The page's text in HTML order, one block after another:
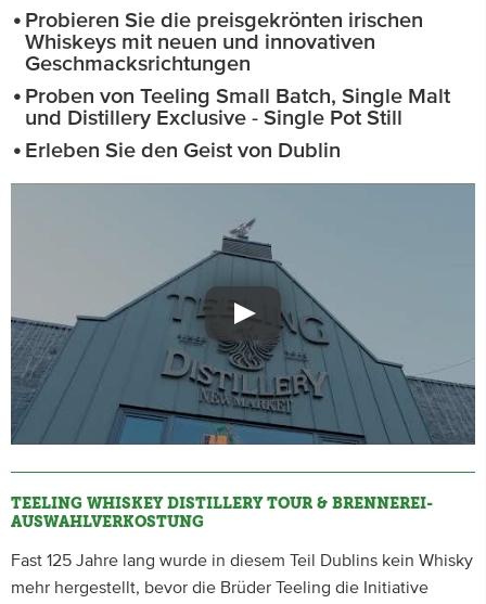
Probieren Sie die preisgekrönten irischen
Whiskeys mit neuen und innovativen
Geschmacksrichtungen
Proben von Teeling Small Batch, Single Malt
und Distillery Exclusive - Single Pot Still
Erleben Sie den Geist von Dublin
TEELING WHISKEY DISTILLERY TOUR & BRENNEREI-
AUSWAHLVERKOSTUNG
Fast 125 Jahre lang wurde in diesem Teil Dublins kein Whisky
mehr hergestellt, bevor die Brüder Teeling die Initiative